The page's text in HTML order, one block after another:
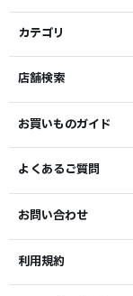
カテゴリ
店舗検索
お買いものガイド
よくあるご質問
お問い合わせ
利用規約